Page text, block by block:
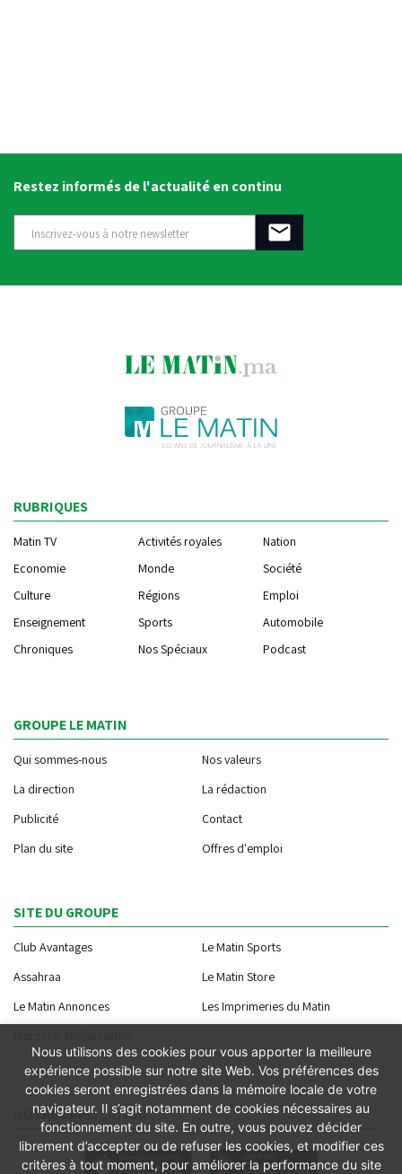
Restez informés de l'actualité en continu
RUBRIQUES
Matin TV Activités royales
Nation
Economie
Monde
Société
Culture
Régions
Emploi
Enseignement
Sports
Automobile
Chroniques
Nos Spéciaux Podcast
GROUPE LE MATIN
Qui sommes-nous
Nos valeurs
La direction
La rédaction
Publicité
Contact
Plan du site
Offres d'emploi
SITE DU GROUPE
Club Avantages
Le Matin Sports
Assahraa
Le Matin Store
Le Matin Annonces
Les Imprimeries du Matin
NOTRE APPLICATION
Nous utilisons des cookies pour vous apporter la meilleure
expérience possible sur notre site Web. Vos préférences des
cookies seront enregistrées dans la mémoire locale de votre
navigateur. Il s’agit notamment de cookies nécessaires au
fonctionnement du site. En outre, vous pouvez décider
librement d’accepter ou de refuser les cookies, et modifier ces
critères à tout moment, pour améliorer la performance du site